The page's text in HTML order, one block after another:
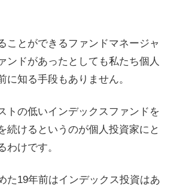
ことができるファンドマネージャ
ンドがあったとしても私たち個人
に知る手段もありません。
トの低いインデックスファンドを
続けるというのが個人投資家にと
わけです。
た19年前はインデックス投資はあ